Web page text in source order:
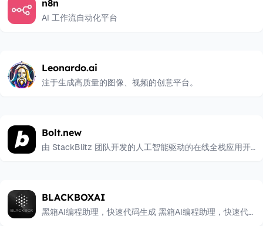
n8n
AI 工作流自动化平台
Leonardo.ai
注于生成高质量的图像、视频的创意平台。
Bolt.new
由 StackBlitz 团队开发的人工智能驱动的在线全栈应用开
BLACKBOXAI
黑箱AI编程助理，快速代码生成 黑箱AI编程助理，快速代码